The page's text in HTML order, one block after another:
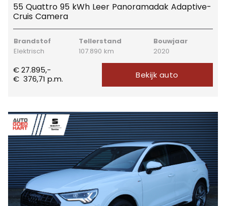
55 Quattro 95 kWh Leer Panoramadak Adaptive-
Cruis Camera
Brandstof
Elektrisch
Tellerstand
107.890 km
Bouwjaar
2020
€ 27.895,-
€376,71 p.m. Bekijk auto